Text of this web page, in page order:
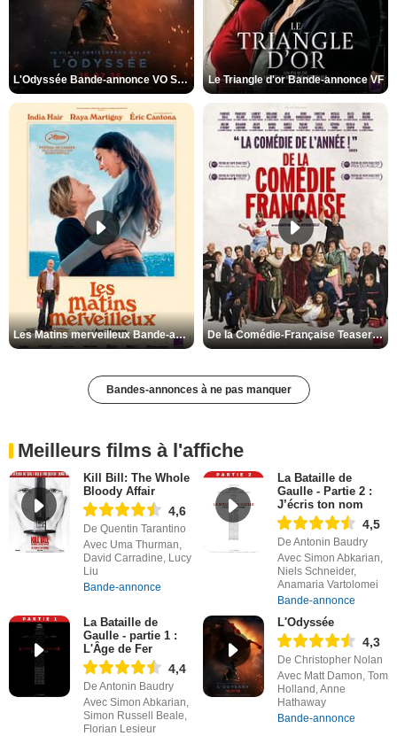
L'Odyssée Bande-annonce VO STFR Le Triangle d'or Bande-annonce VF
Les Matins merveilleux Bande-annonce VF De la Comédie-Française Teaser VF
Bandes-annonces à ne pas manquer
Meilleurs films à l'affiche
Kill Bill: The Whole
Bloody Affair
4,6
De Quentin Tarantino
Avec Uma Thurman,
David Carradine, Lucy
Liu
Bande-annonce
La Bataille de
Gaulle - Partie 2 :
J’écris ton nom
4,5
De Antonin Baudry
Avec Simon Abkarian,
Niels Schneider,
Anamaria Vartolomei
Bande-annonce
La Bataille de
Gaulle - partie 1 :
L'Âge de Fer
4,4
De Antonin Baudry
Avec Simon Abkarian,
Simon Russell Beale,
Florian Lesieur
L'Odyssée
4,3
De Christopher Nolan
Avec Matt Damon, Tom
Holland, Anne
Hathaway
Bande-annonce